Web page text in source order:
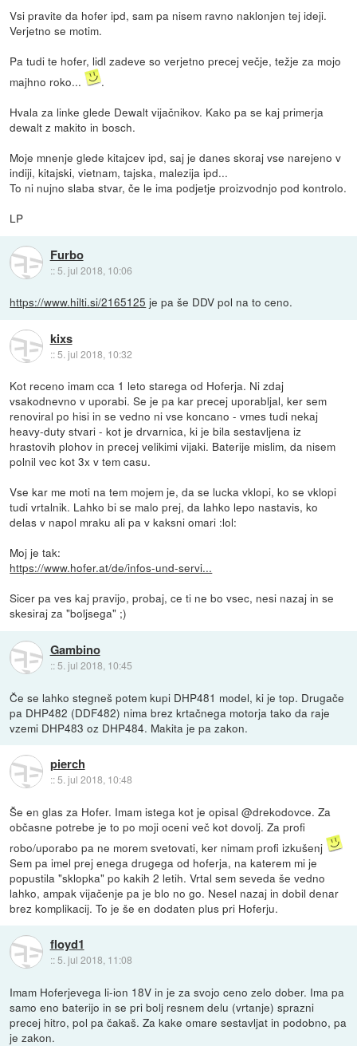
Vsi pravite da hofer ipd, sam pa nisem ravno naklonjen tej ideji.
Verjetno se motim.
Pa tudi te hofer, lidl zadeve so verjetno precej večje, težje za mojo
majhno roko...
.
Hvala za linke glede Dewalt vijačnikov. Kako pa se kaj primerja
dewalt z makito in bosch.
Moje mnenje glede kitajcev ipd, saj je danes skoraj vse narejeno v
indiji, kitajski, vietnam, tajska, malezija ipd...
To ni nujno slaba stvar, če le ima podjetje proizvodnjo pod kontrolo.
LP
Furbo
:: 5. jul 2018, 10:06
https://www.hilti.si/2165125 je pa še DDV pol na to ceno.
kixs
::5. jul 2018, 10:32
Kot receno imam cca 1 leto starega od Hoferja. Ni zdaj
vsakodnevno v uporabi. Se je pa kar precej uporabljal, ker sem
renoviral po hisi in se vedno ni vse koncano - vmes tudi nekaj
heavy-duty stvari - kot je drvarnica, ki je bila sestavljena iz
hrastovih plohov in precej velikimi vijaki. Baterije mislim, da nisem
polnil vec kot 3x v tem casu.
Vse kar me moti na tem mojem je, da se lucka vklopi, ko se vklopi
tudi vrtalnik. Lahko bi se malo prej, da lahko lepo nastavis, ko
delas v napol mraku ali pa v kaksni omari :lol:
Moj je tak:
https://www.hofer.at/de/infos-und-servi...
Sicer pa ves kaj pravijo, probaj, ce ti ne bo vsec, nesi nazaj in se
skesiraj za "boljsega" ;)
Gambino
:: 5. jul 2018, 10:45
Če se lahko stegneš potem kupi DHP481 model, ki je top. Drugače
pa DHP482 (DDF482) nima brez krtačnega motorja tako da raje
vzemi DHP483 oz DHP484. Makita je pa zakon.
pierch
::5. jul 2018, 10:48
Še en glas za Hofer. Imam istega kot je opisal @drekodovce. Za
občasne potrebe je to po moji oceni več kot dovolj. Za profi
robo/uporabo pa ne morem svetovati, ker nimam profi izkušenj
Sem pa imel prej enega drugega od hoferja, na katerem mi je
popustila "sklopka" po kakih 2 letih. Vrtal sem seveda še vedno
lahko, ampak vijačenje pa je blo no go. Nesel nazaj in dobil denar
brez komplikacij. To je še en dodaten plus pri Hoferju.
floyd1
:: 5. jul 2018, 11:08
Imam Hoferjevega li-ion 18V in je za svojo ceno zelo dober. Ima pa
samo eno baterijo in se pri bolj resnem delu (vrtanje) sprazni
precej hitro, pol pa čakaš. Za kake omare sestavljat in podobno, pa
je zakon.